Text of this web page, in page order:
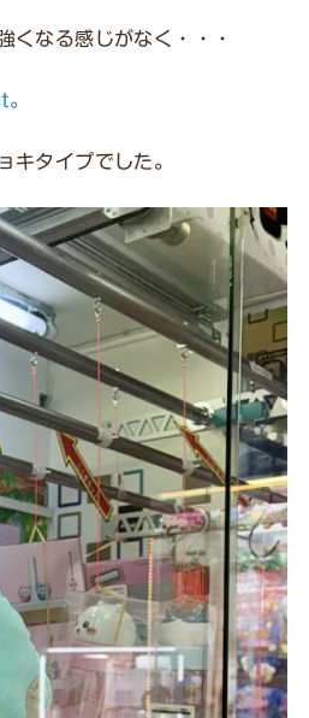
くなる感じがなく・・・
キタイプでした。